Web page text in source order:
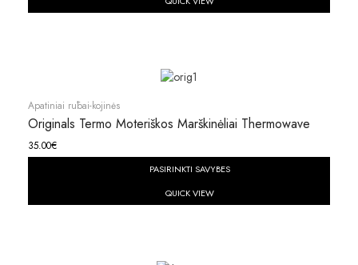
Apatiniai rūbai-kojinės
Originals Termo Moteriškos Marškinėliai Thermowave
35.00€
PASIRINKTI SAVYBES
QUICK VIEW